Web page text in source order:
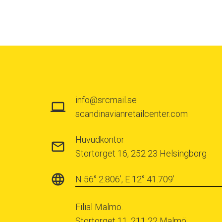
info@srcmail.se
scandinavianretailcenter.com
Huvudkontor
Stortorget 16, 252 23 Helsingborg
N 56° 2.806’, E 12° 41.709’
Filial Malmö.